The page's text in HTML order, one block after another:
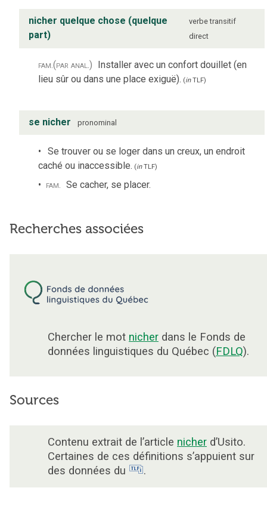
nicher quelque chose (quelque
part)
verbe transitif
direct
fam.(par anal.) Installer avec un confort douillet (en
lieu sûr ou dans une place exiguë). (inTLF)
se nicher pronominal
Se trouver ou se loger dans un creux, un endroit
caché ou inaccessible. (inTLF)
fam. Se cacher, se placer.
Recherches associées
Chercher le mot nicher dans le Fonds de
données linguistiques du Québec (FDLQ).
Sources
Contenu extrait de l’article nicher d’Usito.
Certaines de ces définitions s’appuient sur
des données du
.